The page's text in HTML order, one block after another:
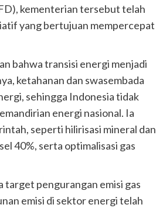
kementerian tersebut telah
yang bertujuan mempercepat
bahwa transisi energi menjadi
ketahanan dan swasembada
sehingga Indonesia tidak
energi nasional. Ia
seperti hilirisasi mineral dan
40%, serta optimalisasi gas
target pengurangan emisi gas
emisi di sektor energi telah